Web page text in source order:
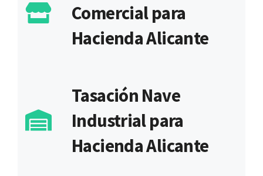
Comercial para
Hacienda Alicante
Tasación Nave
Industrial para
Hacienda Alicante